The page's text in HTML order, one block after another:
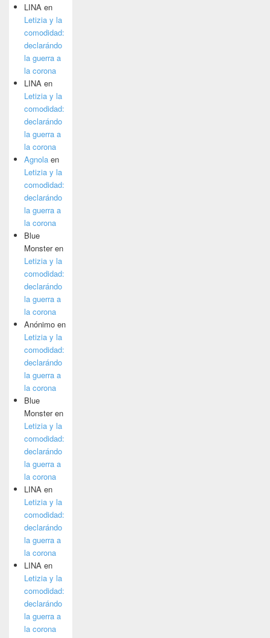
LINA en
Letizia y la
comodidad:
declarándo
la guerra a
la corona
LINA en
Letizia y la
comodidad:
declarándo
la guerra a
la corona
Agnola en
Letizia y la
comodidad:
declarándo
la guerra a
la corona
Blue
Monsteren
Letizia y la
comodidad:
declarándo
la guerra a
la corona
Anónimo en
Letizia y la
comodidad:
declarándo
la guerra a
la corona
Blue
Monsteren
Letizia y la
comodidad:
declarándo
la guerra a
la corona
LINA en
Letizia y la
comodidad:
declarándo
la guerra a
la corona
LINA en
Letizia y la
comodidad:
declarándo
la guerra a
la corona